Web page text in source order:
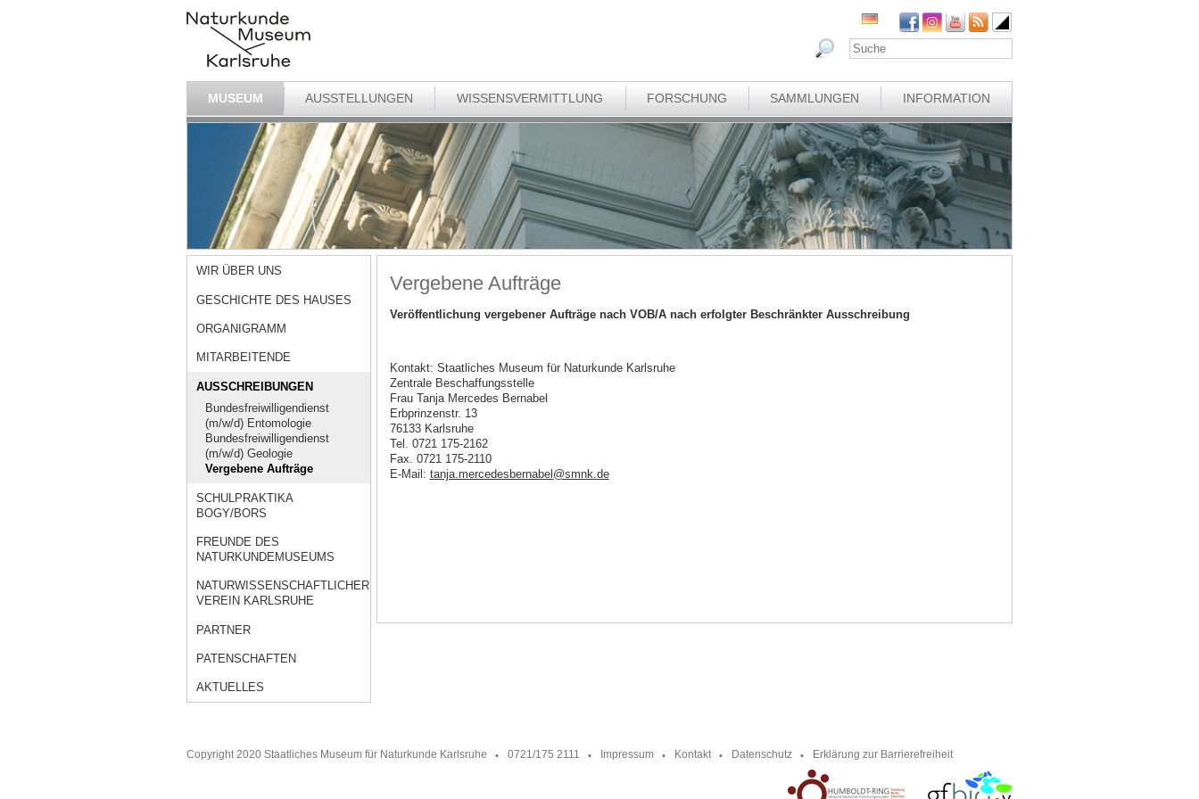
MUSEUM AUSSTELLUNGEN WISSENSVERMITTLUNG FORSCHUNG SAMMLUNGEN INFORMATION
WIR ÜBER UNS
GESCHICHTE DES HAUSES
ORGANIGRAMM
MITARBEITENDE
AUSSCHREIBUNGEN
Bundesfreiwilligendienst
(m/w/d) Entomologie
Bundesfreiwilligendienst
(m/w/d) Geologie
Vergebene Aufträge
SCHULPRAKTIKA
BOGY/BORS
FREUNDE DES
NATURKUNDEMUSEUMS
NATURWISSENSCHAFTLICHER
VEREIN KARLSRUHE
PARTNER
PATENSCHAFTEN
AKTUELLES
Vergebene Aufträge
Veröffentlichung vergebener Aufträge nach VOB/A nach erfolgter Beschränkter Ausschreibung
Kontakt: Staatliches Museum für Naturkunde Karlsruhe
Zentrale Beschaffungsstelle
Frau Tanja Mercedes Bernabel
Erbprinzenstr. 13
76133 Karlsruhe
Tel. 0721 175-2162
Fax. 0721 175-2110
E-Mail: tanja.mercedesbernabel @smnk.de
Copyright 2020 Staatliches Museum für Naturkunde Karlsruhe 0721/175 2111 Impressum Kontakt Datenschutz Erklärung zur Barrierefreiheit